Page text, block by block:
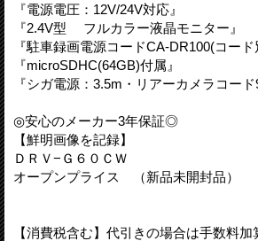
『電源電圧：12V/24V対応』
『2.4V型 フルカラー液晶モニター』
『駐車録画電源コードCA-DR100(コード
『microSDHC(64GB)付属』
『シガ電源：3.5m・リアーカメラコード
◎安心のメーカー3年保証◎
【鮮明画像を記録】
ＤＲＶ−Ｇ６０ＣＷ
オープンプライス （新品未開封品）
【消費税含む】代引きの場合は手数料加